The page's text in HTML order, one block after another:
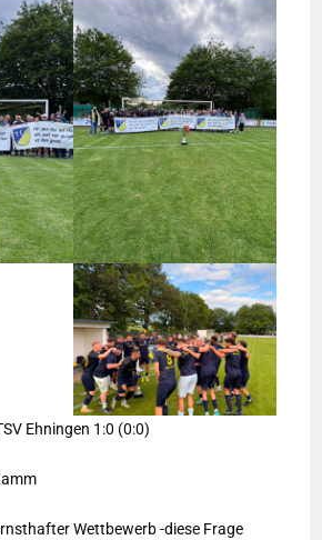
Ehningen 1:0 (0:0)
Wettbewerb -diese Frage